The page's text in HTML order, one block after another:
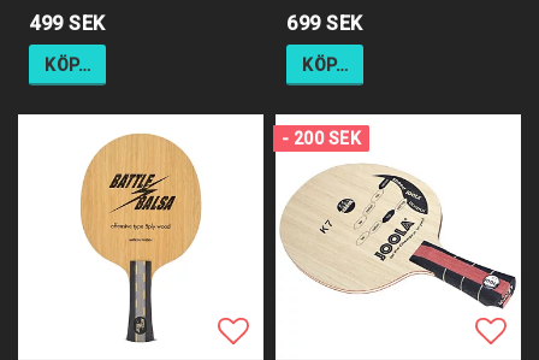
499 SEK
KÖP…
699 SEK
KÖP…
- 200 SEK